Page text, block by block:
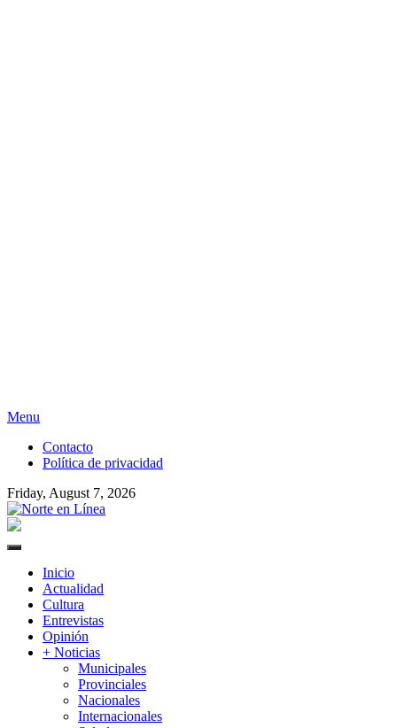
Skip
content
Menu
Contacto
Política de privacidad
Friday, August 7, 2026
Primary
Inicio
Actualidad
Cultura
Entrevistas
Opinión
+ Noticias
Municipales
Provinciales
Nacionales
Internacionales